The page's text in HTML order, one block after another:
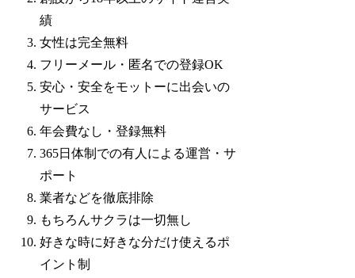
績
女性は完全無料
フリーメール・匿名での登録OK
安心・安全をモットーに出会いの
サービス
年会費なし・登録無料
365日体制での有人による運営・サ
ポート
業者などを徹底排除
もちろんサクラは一切無し
好きな時に好きな分だけ使えるポ
イント制